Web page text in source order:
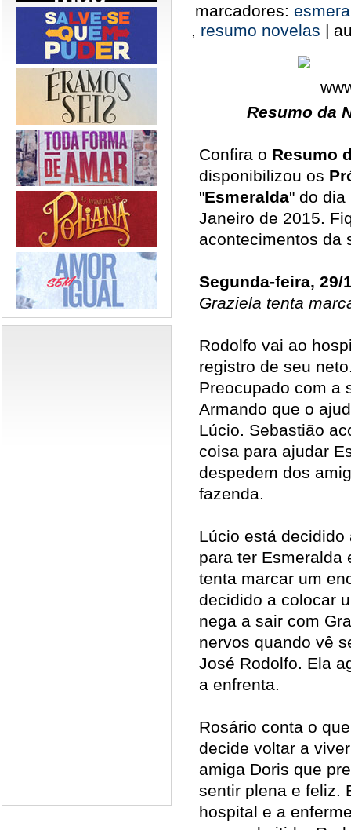
marcadores:
, resumo novelas |
Resumo da
Confira o Resumo
disponibilizou os
"Esmeralda" do dia
Janeiro de 2015.
acontecimentos da
Segunda-feira, 29/
Graziela tenta
Rodolfo vai ao
registro de seu
Preocupado com a
Armando que o
Lúcio. Sebastião
coisa para ajudar
despedem dos
fazenda.
Lúcio está
para ter Esmeralda
tenta marcar um
decidido a colocar
nega a sair com
nervos quando vê
José Rodolfo. Ela
a enfrenta.
Rosário conta o
decide voltar a
amiga Doris que
sentir plena e feliz.
hospital e a